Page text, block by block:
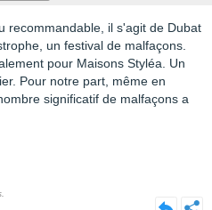
recommandable, il s'agit de Dubat
un festival de malfaçons.
pour Maisons Styléa. Un
Pour notre part, même en
significatif de malfaçons a